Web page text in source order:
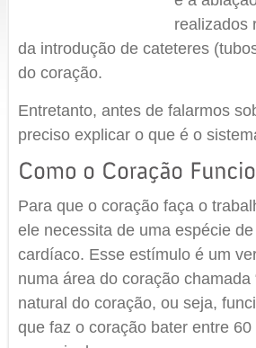
realizados
da introdução de cateteres
do coração.
Entretanto, antes de falarmos
preciso explicar o que é o
Para que o coração faça o
ele necessita de uma espécie
cardíaco. Esse estímulo é um
numa área do coração
natural do coração, ou seja,
que faz o coração bater entre